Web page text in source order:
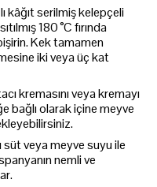
kâğıt serilmiş kelepçeli
180 °C fırında
Kek tamamen
iki veya üç kat
kremasını veya kremayı
bağlı olarak içine meyve
süt veya meyve suyu ile
nemli ve